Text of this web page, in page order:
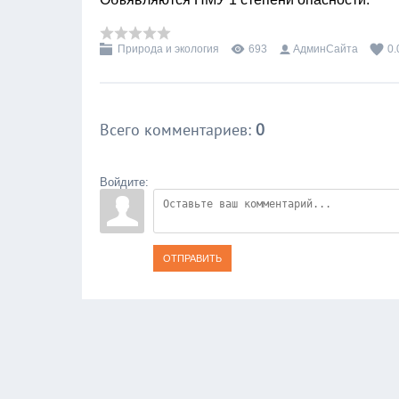
Природа и экология 693 АдминСайта
Всего комментариев: 0
Войдите:
ОТПРАВИТЬ